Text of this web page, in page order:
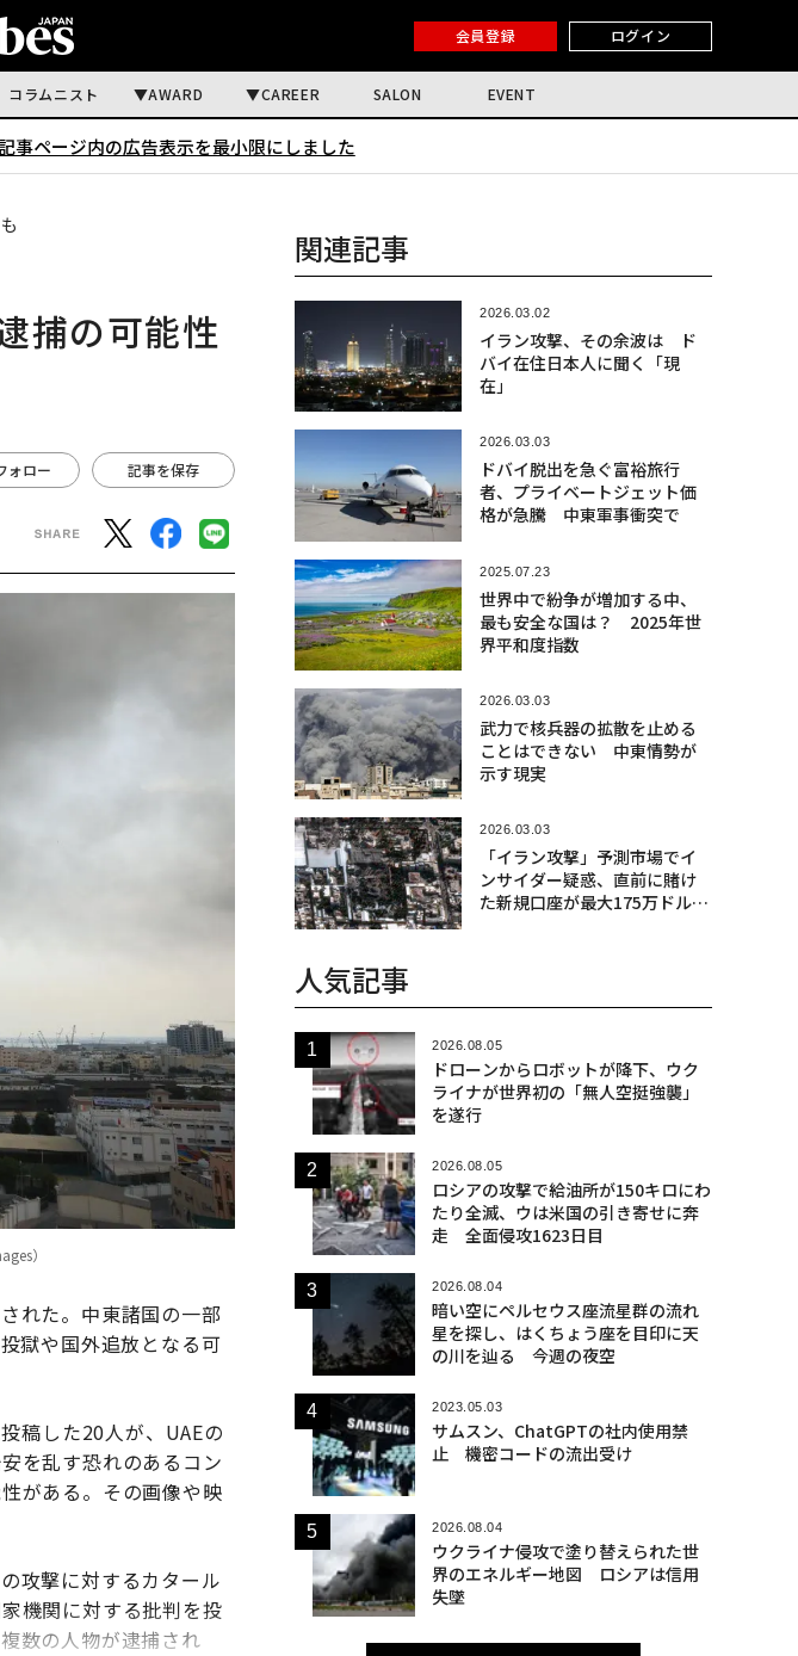
会員登録 ログイン
コラムニスト AWARD CAREER SALON EVENT
記事ページ内の広告表示を最小限にしました
捕の可能性
ォロー 記事を保存
）
れた。中東諸国の一部
獄や国外追放となる可
稿した20人が、UAEの
を乱す恐れのあるコン
がある。その画像や映
攻撃に対するカタール
機関に対する批判を投
数の人物が逮捕され
関連記事
2026.03.02
イラン攻撃、その余波は ド
バイ在住日本人に聞く「現
在」
2026.03.03
ドバイ脱出を急ぐ富裕旅行
者、プライベートジェット価
格が急騰 中東軍事衝突で
2025.07.23
世界中で紛争が増加する中、
最も安全な国は？ 2025年世
界平和度指数
2026.03.03
武力で核兵器の拡散を止める
ことはできない 中東情勢が
示す現実
2026.03.03
「イラン攻撃」予測市場でイ
ンサイダー疑惑、直前に賭け
た新規口座が最大175万ドル荒
人気記事
2026.08.05
ドローンからロボットが降下、ウク
ライナが世界初の「無人空挺強襲」
を遂行
2026.08.05
ロシアの攻撃で給油所が150キロにわ
たり全滅、ウは米国の引き寄せに奔
走 全面侵攻1623日目
2026.08.04
暗い空にペルセウス座流星群の流れ
星を探し、はくちょう座を目印に天
の川を辿る 今週の夜空
2023.05.03
サムスン、ChatGPTの社内使用禁
止 機密コードの流出受け
2026.08.04
ウクライナ侵攻で塗り替えられた世
界のエネルギー地図 ロシアは信用
失墜